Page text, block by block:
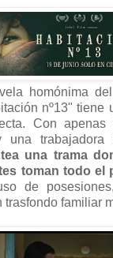
homónima
nº13" tiene
Con apenas
una
una trama
toman todo el
de
trasfondo familiar